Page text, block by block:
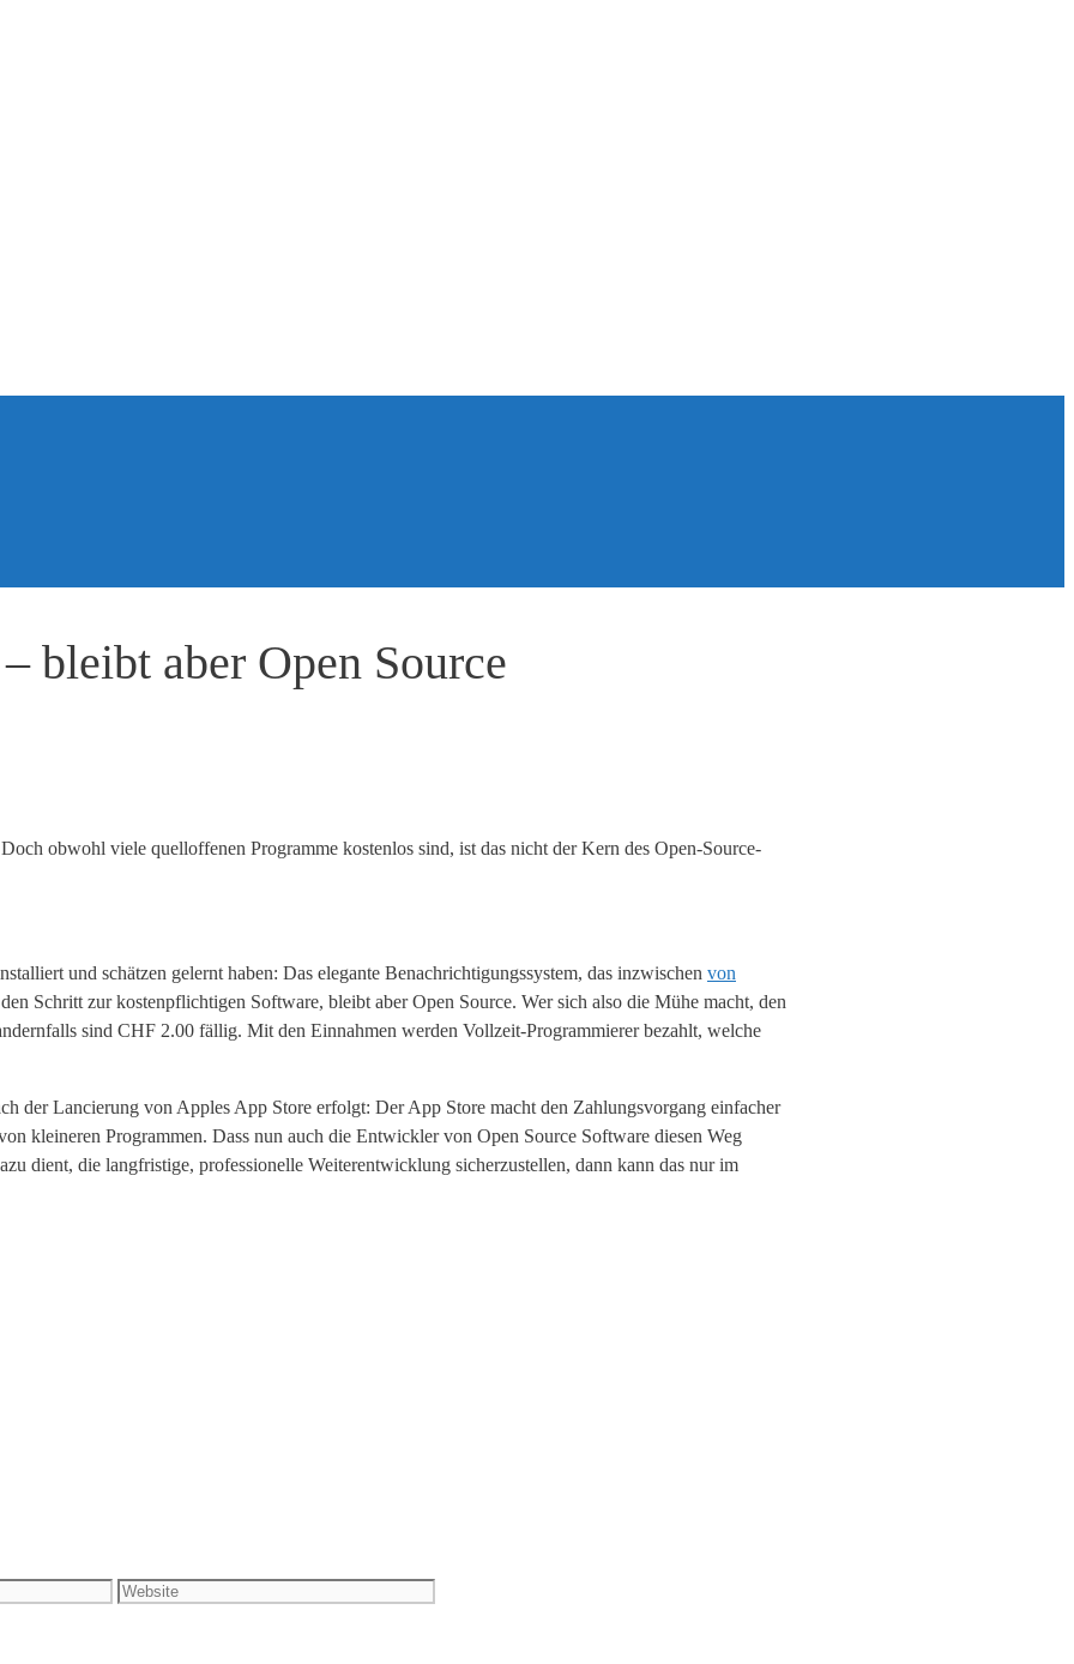
bleibt aber Open Source
obwohl viele quelloffenen Programme kostenlos sind, ist das nicht der Kern des Open-Source-
und schätzen gelernt haben: Das elegante Benachrichtigungssystem, das inzwischen von
Schritt zur kostenpflichtigen Software, bleibt aber Open Source. Wer sich also die Mühe macht, den
sind CHF 2.00 fällig. Mit den Einnahmen werden Vollzeit-Programmierer bezahlt, welche
der Lancierung von Apples App Store erfolgt: Der App Store macht den Zahlungsvorgang einfacher
kleineren Programmen. Dass nun auch die Entwickler von Open Source Software diesen Weg
dient, die langfristige, professionelle Weiterentwicklung sicherzustellen, dann kann das nur im
Website